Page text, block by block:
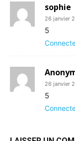
sophie
26 janvier
5
26 janvier
5